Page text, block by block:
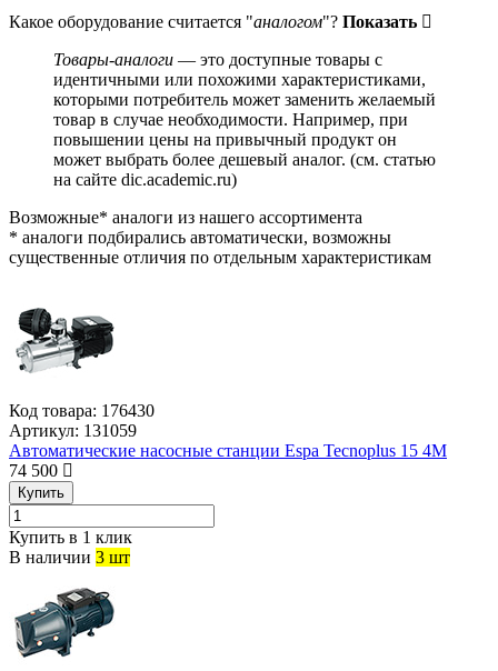
Какое оборудование считается "аналогом"? Показать
Товары-аналоги — это доступные товары с
идентичными или похожими характеристиками,
которыми потребитель может заменить желаемый
товар в случае необходимости. Например, при
повышении цены на привычный продукт он
может выбрать более дешевый аналог. (см. статью
на сайте dic.academic.ru)
Возможные* аналоги из нашего ассортимента
* аналоги подбирались автоматически, возможны
существенные отличия по отдельным характеристикам
Код товара: 176430
Артикул: 131059
Автоматические насосные станции Espa Tecnoplus 15 4M
74 500
Купить
Купить в 1 клик
В наличии 3 шт